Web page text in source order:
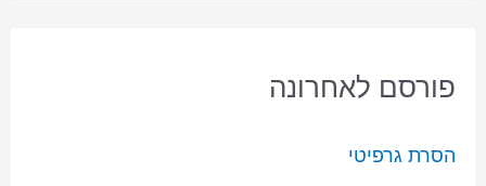
פורסם לאחרונה
הסרת גרפיטי